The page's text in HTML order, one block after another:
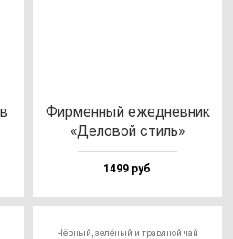
Фир­мен­ный ежед­нев­ник
«Дело­вой стиль»
1499 руб
Чёрный, зелёный и травяной чай